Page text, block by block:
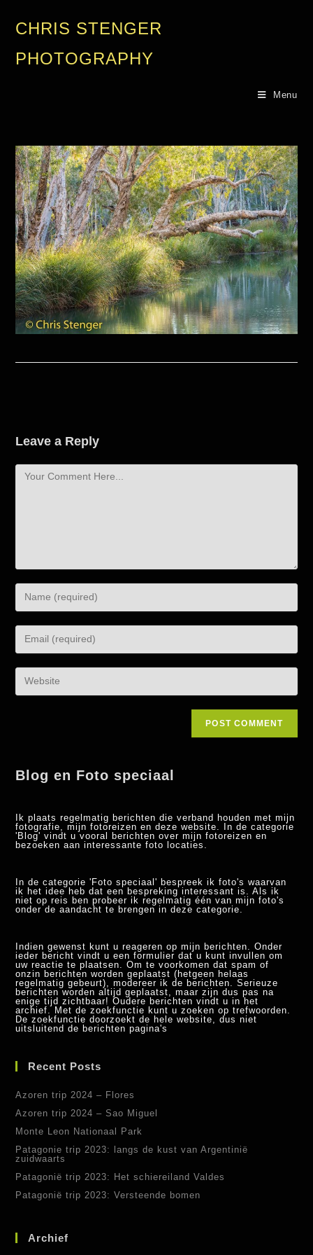
CHRIS STENGER
PHOTOGRAPHY
Menu
Leave a Reply
Blog en Foto speciaal
Ik plaats regelmatig berichten die verband houden met mijn
fotografie, mijn fotoreizen en deze website. In de categorie
'Blog' vindt u vooral berichten over mijn fotoreizen en
bezoeken aan interessante foto locaties.
In de categorie 'Foto speciaal' bespreek ik foto's waarvan
ik het idee heb dat een bespreking interessant is. Als ik
niet op reis ben probeer ik regelmatig één van mijn foto's
onder de aandacht te brengen in deze categorie.
Indien gewenst kunt u reageren op mijn berichten. Onder
ieder bericht vindt u een formulier dat u kunt invullen om
uw reactie te plaatsen. Om te voorkomen dat spam of
onzin berichten worden geplaatst (hetgeen helaas
regelmatig gebeurt), modereer ik de berichten. Serieuze
berichten worden altijd geplaatst, maar zijn dus pas na
enige tijd zichtbaar! Oudere berichten vindt u in het
archief. Met de zoekfunctie kunt u zoeken op trefwoorden.
De zoekfunctie doorzoekt de hele website, dus niet
uitsluitend de berichten pagina's
Recent Posts
Azoren trip 2024 – Flores
Azoren trip 2024 – Sao Miguel
Monte Leon Nationaal Park
Patagonie trip 2023: langs de kust van Argentinië
zuidwaarts
Patagonië trip 2023: Het schiereiland Valdes
Patagonië trip 2023: Versteende bomen
Archief